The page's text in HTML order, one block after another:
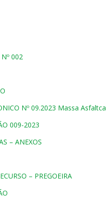
Nº 002
Nº 09.2023 Massa Asfaltca
009-2023
– ANEXOS
– PREGOEIRA